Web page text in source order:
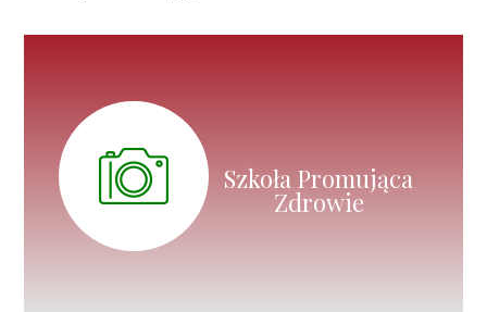
Szkoła Promująca
Zdrowie